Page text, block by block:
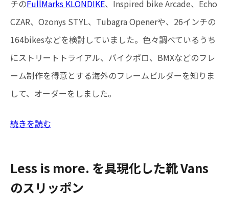
チのFullMarks KLONDIKE、Inspired bike Arcade、Echo
CZAR、Ozonys STYL、Tubagra Openerや、26インチの
164bikesなどを検討していました。色々調べているうち
にストリートトライアル、バイクポロ、BMXなどのフレ
ーム制作を得意とする海外のフレームビルダーを知りま
して、オーダーをしました。
続きを読む
Less is more. を具現化した靴 Vans
のスリッポン